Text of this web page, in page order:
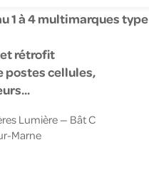
1 à 4 multimarques type
rétrofit
postes cellules,
Lumière — Bât C
Marne